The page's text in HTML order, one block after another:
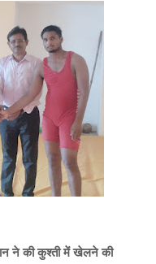
ने की कुश्ती में खेलने की